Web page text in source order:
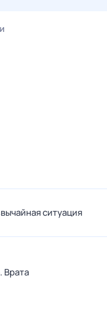
ситуация
Врата